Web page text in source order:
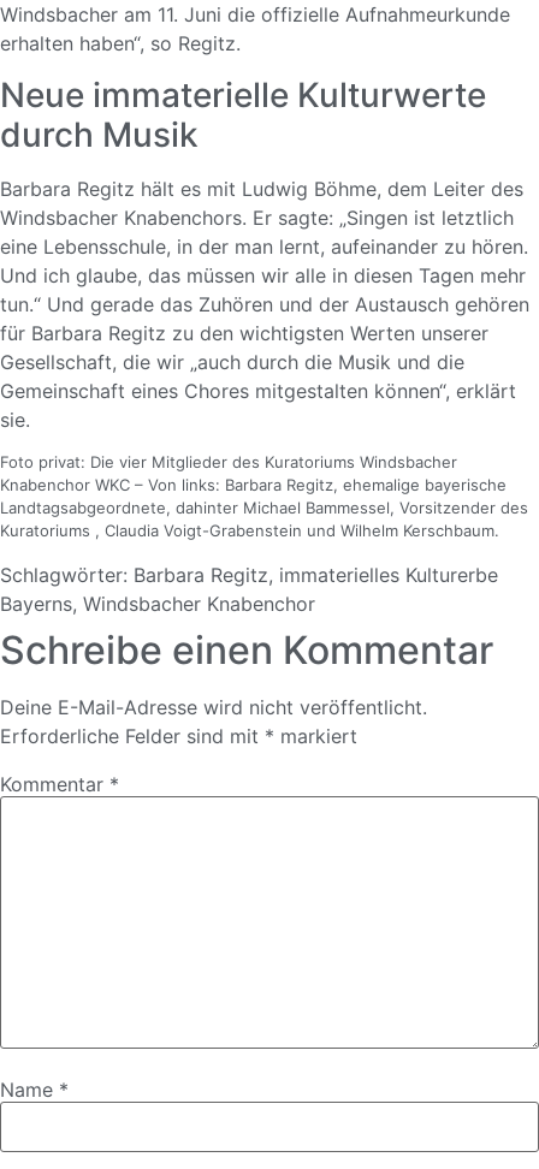
Windsbacher am 11. Juni die offizielle Aufnahmeurkunde
erhalten haben“, so Regitz.
Neue immaterielle Kulturwerte
durch Musik
Barbara Regitz hält es mit Ludwig Böhme, dem Leiter des
Windsbacher Knabenchors. Er sagte: „Singen ist letztlich
eine Lebensschule, in der man lernt, aufeinander zu hören.
Und ich glaube, das müssen wir alle in diesen Tagen mehr
tun.“ Und gerade das Zuhören und der Austausch gehören
für Barbara Regitz zu den wichtigsten Werten unserer
Gesellschaft, die wir „auch durch die Musik und die
Gemeinschaft eines Chores mitgestalten können“, erklärt
sie.
Foto privat: Die vier Mitglieder des Kuratoriums Windsbacher
Knabenchor WKC – Von links: Barbara Regitz, ehemalige bayerische
Landtagsabgeordnete, dahinter Michael Bammessel, Vorsitzender des
Kuratoriums , Claudia Voigt-Grabenstein und Wilhelm Kerschbaum.
Schlagwörter: Barbara Regitz, immaterielles Kulturerbe
Bayerns, Windsbacher Knabenchor
Schreibe einen Kommentar
Deine E-Mail-Adresse wird nicht veröffentlicht.
Erforderliche Felder sind mit * markiert
Kommentar *
Name *